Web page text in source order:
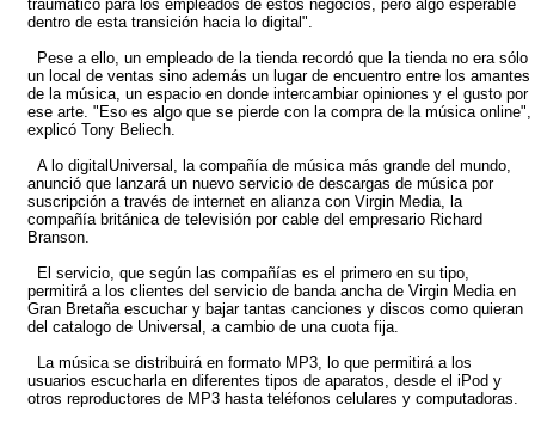
traumático para los empleados de estos negocios, pero algo esperable
dentro de esta transición hacia lo digital".
Pese a ello, un empleado de la tienda recordó que la tienda no era sólo
un local de ventas sino además un lugar de encuentro entre los amantes
de la música, un espacio en donde intercambiar opiniones y el gusto por
ese arte. "Eso es algo que se pierde con la compra de la música online",
explicó Tony Beliech.
A lo digitalUniversal, la compañía de música más grande del mundo,
anunció que lanzará un nuevo servicio de descargas de música por
suscripción a través de internet en alianza con Virgin Media, la
compañía británica de televisión por cable del empresario Richard
Branson.
El servicio, que según las compañías es el primero en su tipo,
permitirá a los clientes del servicio de banda ancha de Virgin Media en
Gran Bretaña escuchar y bajar tantas canciones y discos como quieran
del catalogo de Universal, a cambio de una cuota fija.
La música se distribuirá en formato MP3, lo que permitirá a los
usuarios escucharla en diferentes tipos de aparatos, desde el iPod y
otros reproductores de MP3 hasta teléfonos celulares y computadoras.